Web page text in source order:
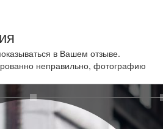
в Вашем отзыве.
неправильно, фотографию